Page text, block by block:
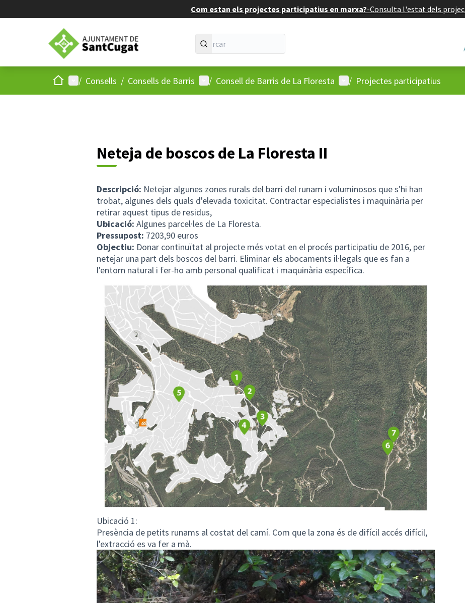
Com estan els projectes participatius en marxa?-Consulta l'estat dels
Inici Menú principal
/ Consells / Consells de Barris Menú d'usuari
/ Consell de Barris de La Floresta Menú d'usuari
/ Projectes participatius
Neteja de boscos de La Floresta II
Descripció: Netejar algunes zones rurals del barri del runam i voluminosos que s'hi han
trobat, algunes dels quals d'elevada toxicitat. Contractar especialistes i maquinària per
retirar aquest tipus de residus,
Ubicació: Algunes parcel·les de La Floresta.
Pressupost: 7203,90 euros
Objectiu: Donar continuïtat al projecte més votat en el procés participatiu de 2016, per
netejar una part dels boscos del barri. Eliminar els abocaments il·legals que es fan a
l'entorn natural i fer-ho amb personal qualificat i maquinària específica.
Ubicació 1:
Presència de petits runams al costat del camí. Com que la zona és de difícil accés difícil,
l'extracció es va fer a mà.